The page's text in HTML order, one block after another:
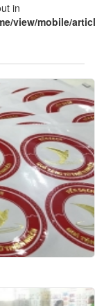
in
view/mobile/